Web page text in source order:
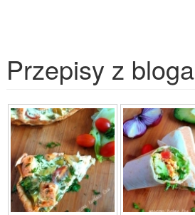
Przepisy z bloga